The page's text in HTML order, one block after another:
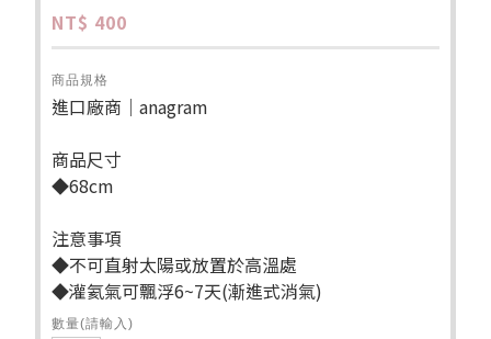
NT$ 400
商品規格
進口廠商｜anagram
商品尺寸
◆68cm
注意事項
◆不可直射太陽或放置於高溫處
◆灌氦氣可飄浮6~7天(漸進式消氣)
數量(請輸入)